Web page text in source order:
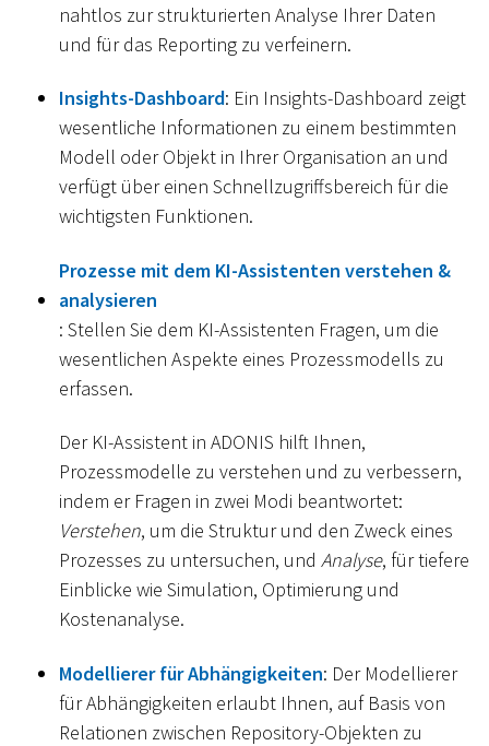
nahtlos zur strukturierten Analyse Ihrer Daten
und für das Reporting zu verfeinern.
Insights-Dashboard: Ein Insights-Dashboard zeigt
wesentliche Informationen zu einem bestimmten
Modell oder Objekt in Ihrer Organisation an und
verfügt über einen Schnellzugriffsbereich für die
wichtigsten Funktionen.
Prozesse mit dem KI-Assistenten verstehen &
analysieren
: Stellen Sie dem KI-Assistenten Fragen, um die
wesentlichen Aspekte eines Prozessmodells zu
erfassen.
Der KI-Assistent in ADONIS hilft Ihnen,
Prozessmodelle zu verstehen und zu verbessern,
indem er Fragen in zwei Modi beantwortet:
Verstehen, um die Struktur und den Zweck eines
Prozesses zu untersuchen, und Analyse, für tiefere
Einblicke wie Simulation, Optimierung und
Kostenanalyse.
Modellierer für Abhängigkeiten: Der Modellierer
für Abhängigkeiten erlaubt Ihnen, auf Basis von
Relationen zwischen Repository-Objekten zu